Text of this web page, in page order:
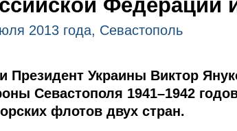
Федерации
2013 года, Севастополь
Президент Украины Виктор
Севастополя 1941–1942
флотов двух стран.